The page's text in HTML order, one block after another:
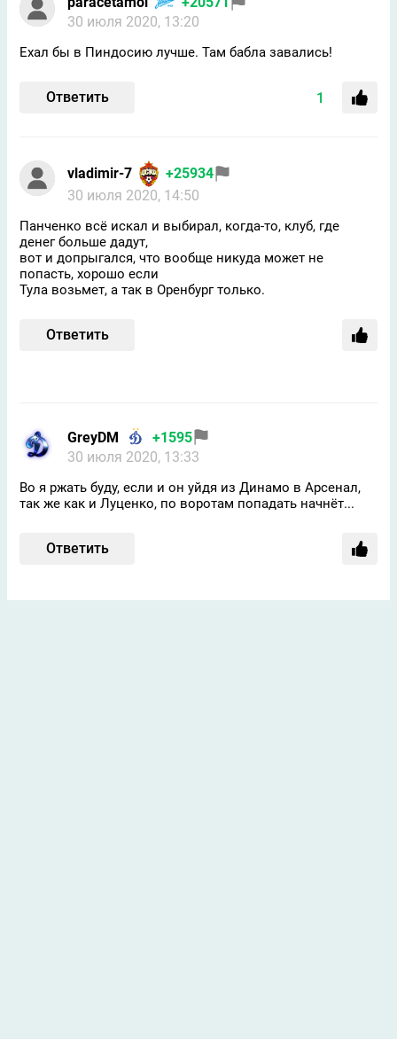
30 июля 2020, 13:20
Ехал бы в Пиндосию лучше. Там бабла завались!
Ответить 1
vladimir-7
+25934
30 июля 2020, 14:50
Панченко всё искал и выбирал, когда-то, клуб, где
денег больше дадут,
вот и допрыгался, что вообще никуда может не
попасть, хорошо если
Тула возьмет, а так в Оренбург только.
Ответить
GreyDM
+1595
30 июля 2020, 13:33
Во я ржать буду, если и он уйдя из Динамо в Арсенал,
так же как и Луценко, по воротам попадать начнёт...
Ответить